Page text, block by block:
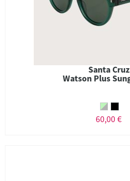
Santa Cruz
Watson Plus
60,00 €